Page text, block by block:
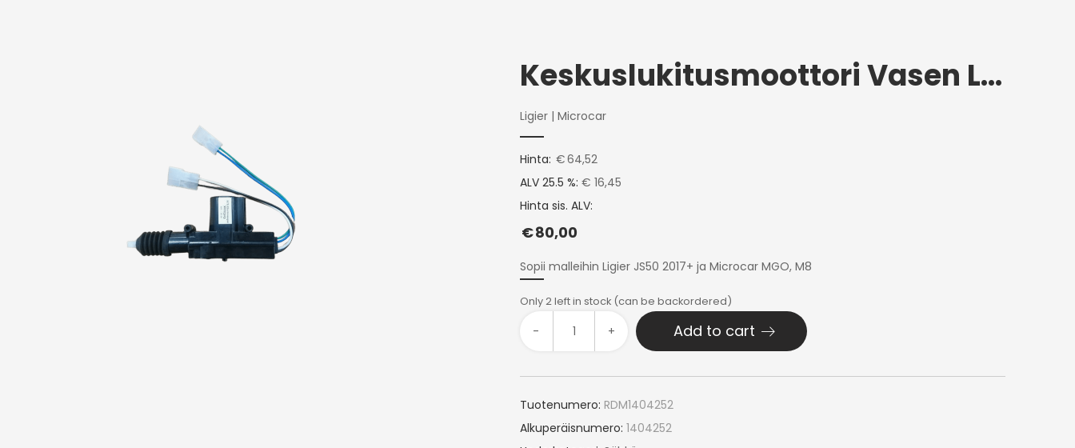
Keskuslukitusmoottori Vasen Ligier/Microcar
Ligier| Microcar
Hinta: €64,52
ALV 25.5 %: € 16,45
Hinta sis. ALV:
€80,00
Sopii malleihin Ligier JS50 2017+ ja Microcar MGO, M8
Only 2 left in stock (can be backordered)
- + Add to cart
Tuotenumero: RDM1404252
Alkuperäisnumero: 1404252